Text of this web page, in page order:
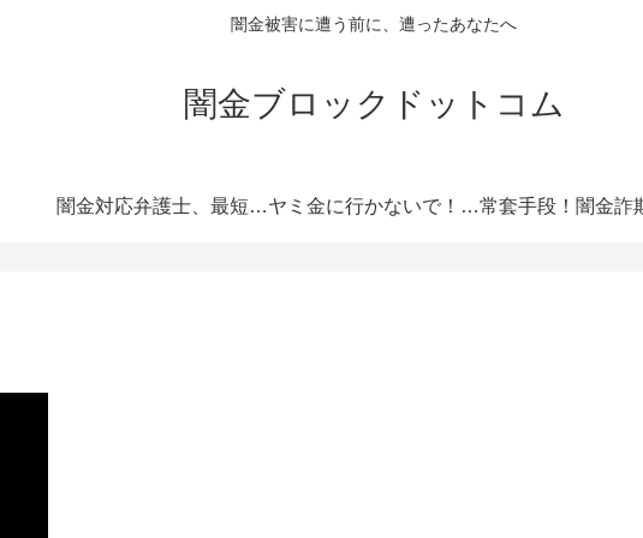
闇金被害に遭う前に、遭ったあなたへ
闇金ブロックドットコム
闇金対応弁護士、最短即日解決！ ヤミ金に行かないで！厳選オススメ消費者金融